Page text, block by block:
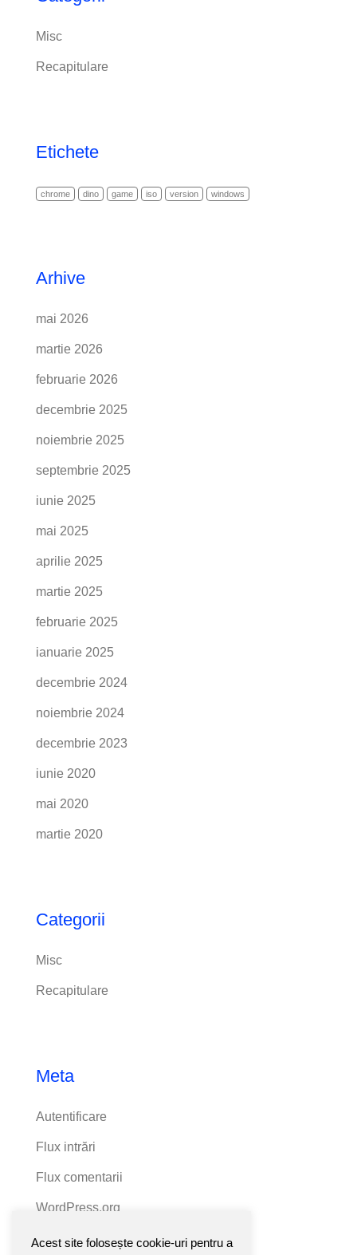
Misc
Recapitulare
Etichete
chrome dino game iso version windows
Arhive
mai 2026
martie 2026
februarie 2026
decembrie 2025
noiembrie 2025
septembrie 2025
iunie 2025
mai 2025
aprilie 2025
martie 2025
februarie 2025
ianuarie 2025
decembrie 2024
noiembrie 2024
decembrie 2023
iunie 2020
mai 2020
martie 2020
Categorii
Misc
Recapitulare
Meta
Autentificare
Flux intrări
Flux comentarii
WordPress.org
Acest site folosește cookie-uri pentru a